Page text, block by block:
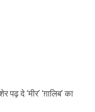
दे ‘मीर’ ‘ग़ालिब’ का